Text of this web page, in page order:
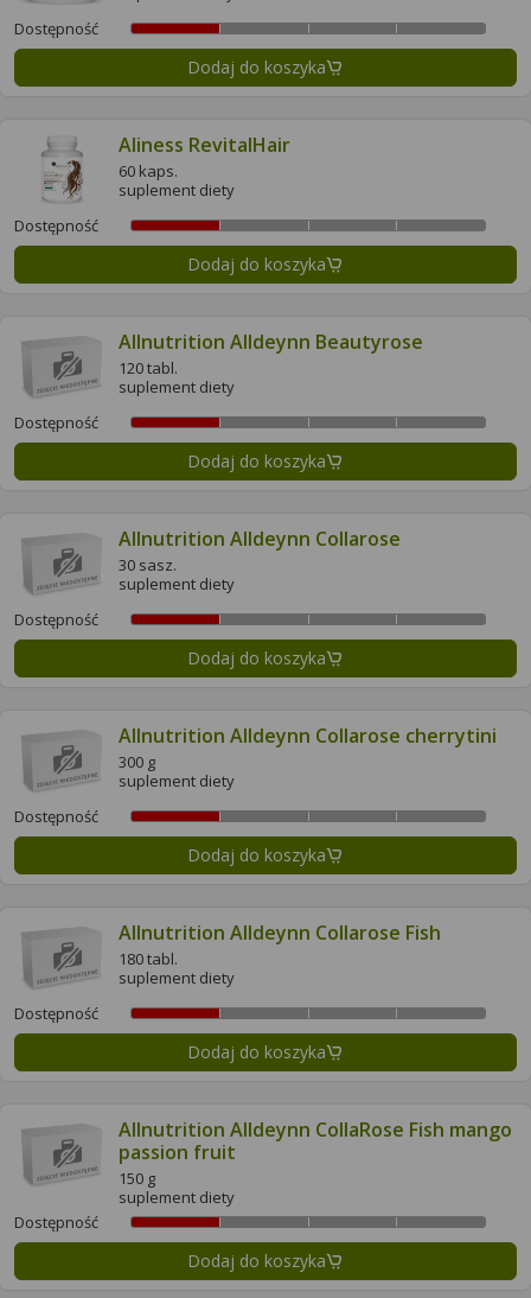
Dostępność
Dodaj do koszyka
Aliness RevitalHair
60 kaps.
suplement diety
Dostępność
Dodaj do koszyka
Allnutrition Alldeynn Beautyrose
120 tabl.
suplement diety
Dostępność
Dodaj do koszyka
Allnutrition Alldeynn Collarose
30 sasz.
suplement diety
Dostępność
Dodaj do koszyka
Allnutrition Alldeynn Collarose cherrytini
300 g
suplement diety
Dostępność
Dodaj do koszyka
Allnutrition Alldeynn Collarose Fish
180 tabl.
suplement diety
Dostępność
Dodaj do koszyka
Allnutrition Alldeynn CollaRose Fish mango
passion fruit
150 g
suplement diety
Dostępność
Dodaj do koszyka